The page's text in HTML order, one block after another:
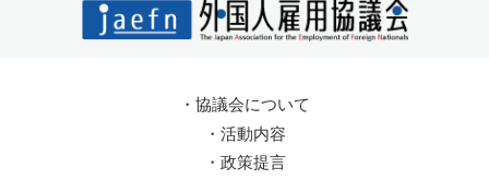
・ 協議会について
・ 活動内容
・ 政策提言